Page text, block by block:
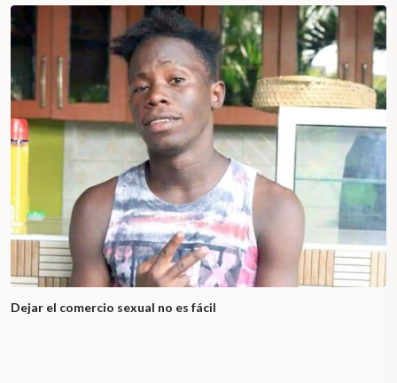
Dejar el comercio sexual no es fácil